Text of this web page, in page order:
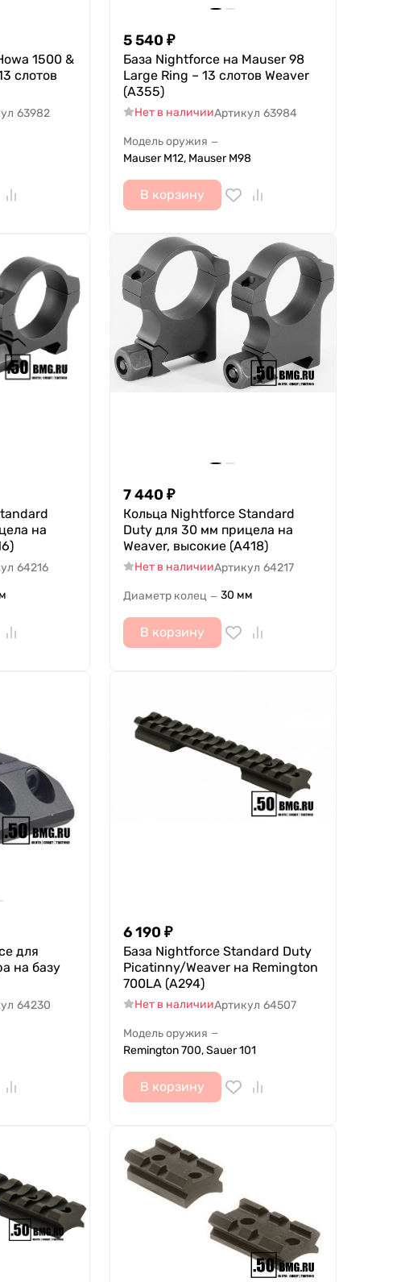
1500 &
слотов
63982
5 540 ₽
База Nightforce на Mauser 98
Large Ring – 13 слотов Weaver
(A355)
Нет в наличииАртикул 63984
Модель оружия —
Mauser M12, Mauser M98
В корзину
на
64216
7 440 ₽
Кольца Nightforce Standard
Duty для 30 мм прицела на
Weaver, высокие (A418)
Нет в наличииАртикул 64217
Диаметр колец — 30 мм
В корзину
для
на базу
64230
6 190 ₽
База Nightforce Standard Duty
Picatinny/Weaver на Remington
700LA (A294)
Нет в наличииАртикул 64507
Модель оружия —
Remington 700, Sauer 101
В корзину